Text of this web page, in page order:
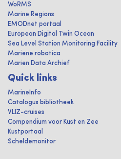
WoRMS
Marine Regions
EMODnet portaal
European Digital Twin Ocean
Sea Level Station Monitoring Facility
Mariene robotica
Marien Data Archief
Quick links
MarineInfo
Catalogus bibliotheek
VLIZ-cruises
Compendium voor Kust en Zee
Kustportaal
Scheldemonitor